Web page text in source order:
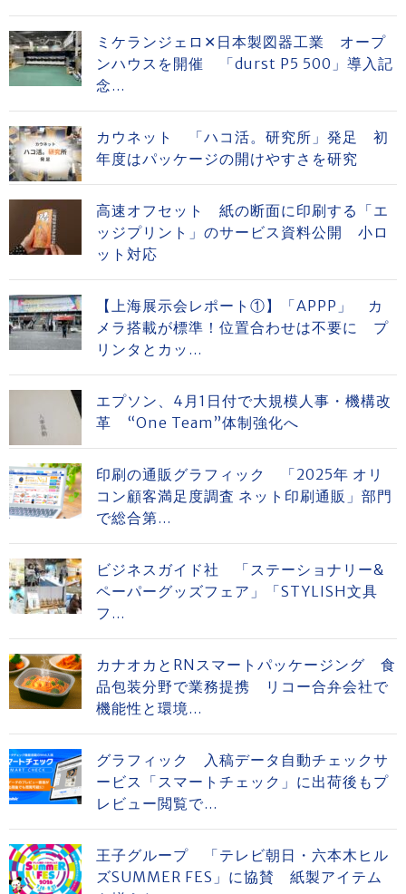
ミケランジェロ✕日本製図器工業 オープ
ンハウスを開催 「durst P5 500」導入記
念...
カウネット 「ハコ活。研究所」発足 初
年度はパッケージの開けやすさを研究
高速オフセット 紙の断面に印刷する「エ
ッジプリント」のサービス資料公開 小ロ
ット対応
【上海展示会レポート①】「APPP」 カ
メラ搭載が標準！位置合わせは不要に プ
リンタとカッ...
エプソン、4月1日付で大規模人事・機構改
革 “One Team”体制強化へ
印刷の通販グラフィック 「2025年 オリ
コン顧客満足度調査 ネット印刷通販」部門
で総合第...
ビジネスガイド社 「ステーショナリー&
ペーパーグッズフェア」「STYLISH文具
フ...
カナオカとRNスマートパッケージング 食
品包装分野で業務提携 リコー合弁会社で
機能性と環境...
グラフィック 入稿データ自動チェックサ
ービス「スマートチェック」に出荷後もプ
レビュー閲覧で...
王子グループ 「テレビ朝日・六本木ヒル
ズSUMMER FES」に協賛 紙製アイテム